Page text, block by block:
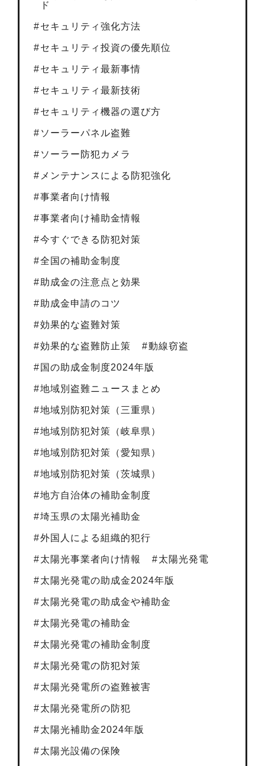
ド
セキュリティ強化方法
セキュリティ投資の優先順位
セキュリティ最新事情
セキュリティ最新技術
セキュリティ機器の選び方
ソーラーパネル盗難
ソーラー防犯カメラ
メンテナンスによる防犯強化
事業者向け情報
事業者向け補助金情報
今すぐできる防犯対策
全国の補助金制度
助成金の注意点と効果
助成金申請のコツ
効果的な盗難対策
効果的な盗難防止策 動線窃盗
国の助成金制度2024年版
地域別盗難ニュースまとめ
地域別防犯対策（三重県）
地域別防犯対策（岐阜県）
地域別防犯対策（愛知県）
地域別防犯対策（茨城県）
地方自治体の補助金制度
埼玉県の太陽光補助金
外国人による組織的犯行
太陽光事業者向け情報 太陽光発電
太陽光発電の助成金2024年版
太陽光発電の助成金や補助金
太陽光発電の補助金
太陽光発電の補助金制度
太陽光発電の防犯対策
太陽光発電所の盗難被害
太陽光発電所の防犯
太陽光補助金2024年版
太陽光設備の保険